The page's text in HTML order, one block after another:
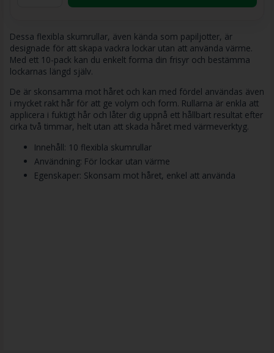
Dessa flexibla skumrullar, även kända som papiljotter, är
designade för att skapa vackra lockar utan att använda värme.
Med ett 10-pack kan du enkelt forma din frisyr och bestämma
lockarnas längd själv.
De är skonsamma mot håret och kan med fördel användas även
i mycket rakt hår för att ge volym och form. Rullarna är enkla att
applicera i fuktigt hår och låter dig uppnå ett hållbart resultat efter
cirka två timmar, helt utan att skada håret med värmeverktyg.
Innehåll: 10 flexibla skumrullar
Användning: För lockar utan värme
Egenskaper: Skonsam mot håret, enkel att använda